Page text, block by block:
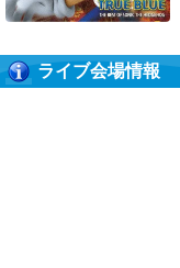
ライブ会場情報